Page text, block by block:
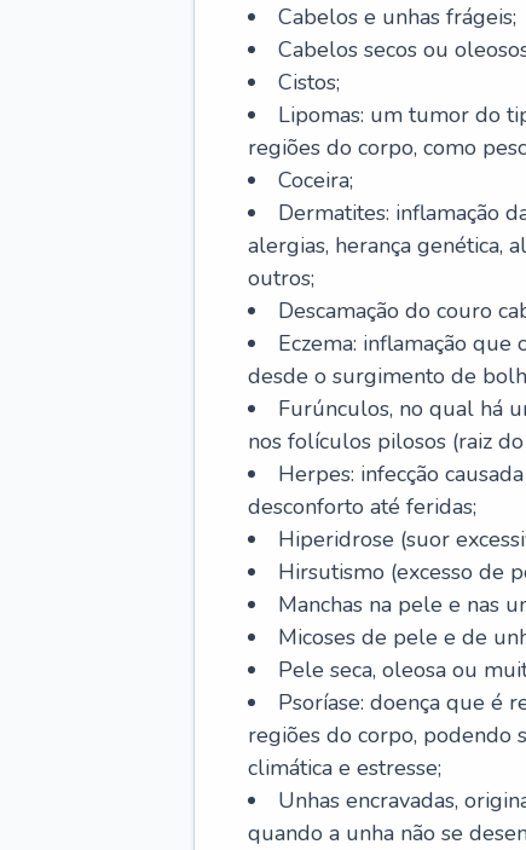
Cabelos e unhas frágeis;
Cabelos secos ou
Cistos;
Lipomas: um tumor do
regiões do corpo, como
Coceira;
Dermatites: inflamação
alergias, herança genética,
outros;
Descamação do couro
Eczema: inflamação
desde o surgimento de
Furúnculos, no qual há
nos folículos pilosos (raiz
Herpes: infecção
desconforto até feridas;
Hiperidrose (suor
Hirsutismo (excesso de
Manchas na pele e nas
Micoses de pele e de
Pele seca, oleosa ou
Psoríase: doença que é
regiões do corpo, podendo
climática e estresse;
Unhas encravadas,
quando a unha não se